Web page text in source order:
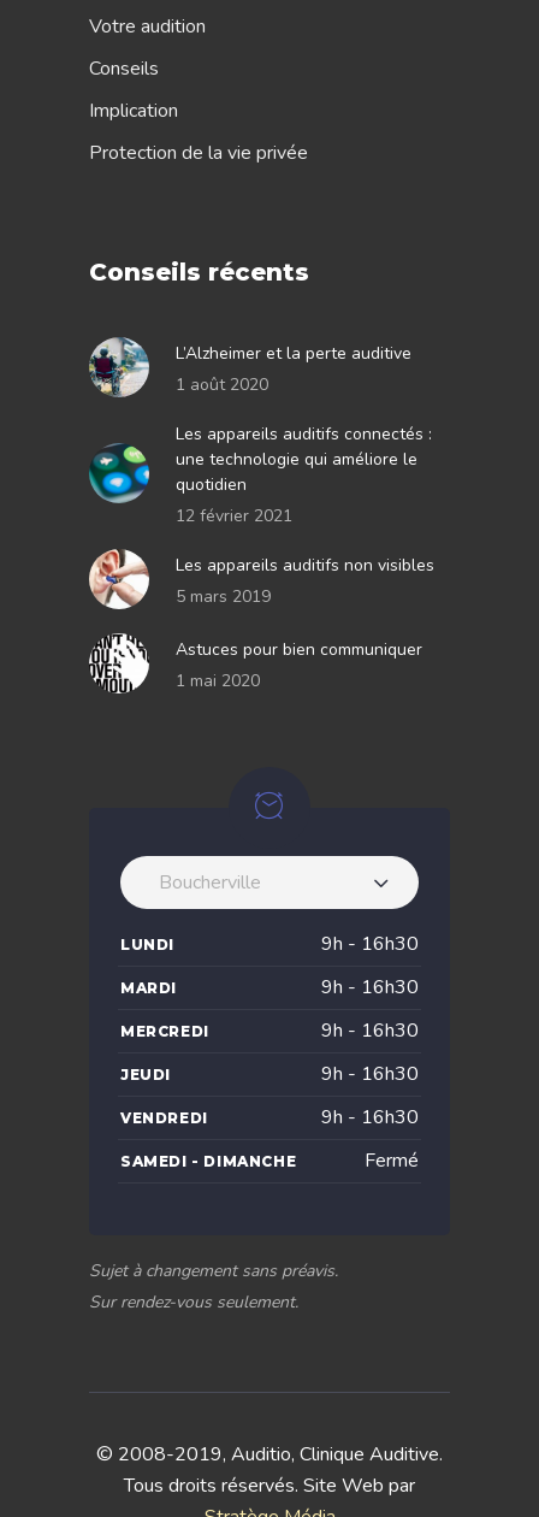
Votre audition
Conseils
Implication
Protection de la vie privée
Conseils récents
L’Alzheimer et la perte auditive
1 août 2020
Les appareils auditifs connectés :
une technologie qui améliore le
quotidien
12 février 2021
Les appareils auditifs non visibles
5 mars 2019
Astuces pour bien communiquer
1 mai 2020
Boucherville
LUNDI 9h - 16h30
MARDI 9h - 16h30
MERCREDI 9h - 16h30
JEUDI 9h - 16h30
VENDREDI 9h - 16h30
SAMEDI - DIMANCHE Fermé
Sujet à changement sans préavis.
Sur rendez-vous seulement.
© 2008-2019, Auditio, Clinique Auditive.
Tous droits réservés. Site Web par